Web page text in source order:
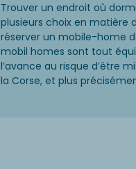
Trouver un endroit où
plusieurs choix en matière
réserver un mobile-home
mobil homes sont tout
l’avance au risque d’être
la Corse, et plus